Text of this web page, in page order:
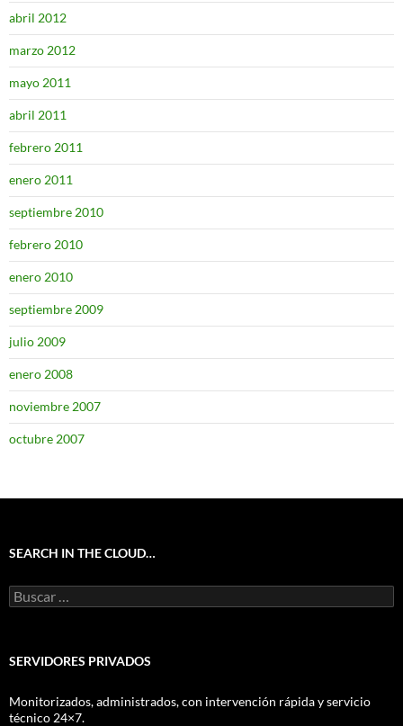
abril 2012
marzo 2012
mayo 2011
abril 2011
febrero 2011
enero 2011
septiembre 2010
febrero 2010
enero 2010
septiembre 2009
julio 2009
enero 2008
noviembre 2007
octubre 2007
SEARCH IN THE CLOUD…
Buscar:
SERVIDORES PRIVADOS
Monitorizados, administrados, con intervención rápida y servicio
técnico 24×7.